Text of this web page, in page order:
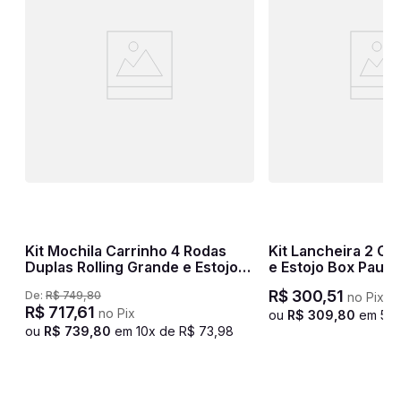
Kit Mochila Carrinho 4 Rodas
Duplas Rolling Grande e Estojo 3
- Azul
De: R$ 749,80
R$ 717,61 no Pix
ou R$ 739 80 em 10x de R$ 73 98
Kit Lancheira 2
e Estojo Box Paul
R$ 300,51 no Pix
ou R$ 309 80 em 5